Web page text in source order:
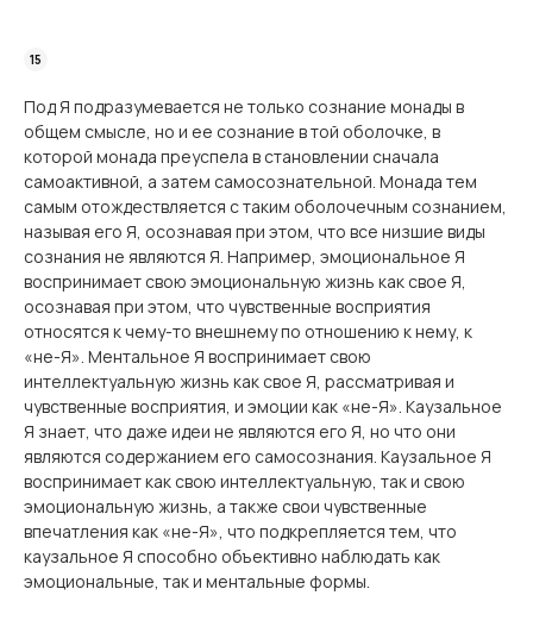
Под Я подразумевается не только сознание монады в
общем смысле, но и ее сознание в той оболочке, в
которой монада преуспела в становлении сначала
самоактивной, а затем самосознательной. Монада тем
самым отождествляется с таким оболочечным сознанием,
называя его Я, осознавая при этом, что все низшие виды
сознания не являются Я. Например, эмоциональное Я
воспринимает свою эмоциональную жизнь как свое Я,
осознавая при этом, что чувственные восприятия
относятся к чему-то внешнему по отношению к нему, к
«не-Я». Ментальное Я воспринимает свою
интеллектуальную жизнь как свое Я, рассматривая и
чувственные восприятия, и эмоции как «не-Я». Каузальное
Я знает, что даже идеи не являются его Я, но что они
являются содержанием его самосознания. Каузальное Я
воспринимает как свою интеллектуальную, так и свою
эмоциональную жизнь, а также свои чувственные
впечатления как «не-Я», что подкрепляется тем, что
каузальное Я способно объективно наблюдать как
эмоциональные, так и ментальные формы.